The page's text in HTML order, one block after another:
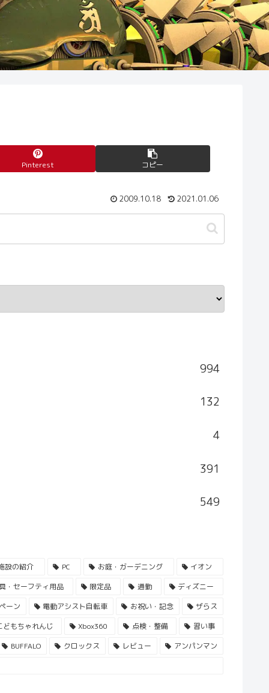
Pinterest コピー
2009.10.18 2021.01.06
994
132
4
391
549
設の紹介 PC お庭・ガーデニング
イオン
・セーフティ用品 限定品 通勤
ディズニー
ーン 電動アシスト自転車 お祝い・記念
ザらス
どもちゃれんじ Xbox360 点検・整備
習い事
BUFFALO クロックス レビュー
アンパンマン